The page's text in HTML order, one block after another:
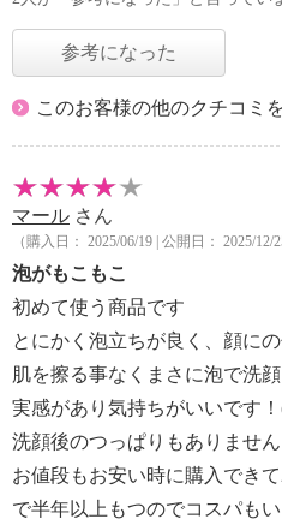
参考になった
このお客様の他のクチコミ
マール さん
（購入日： 2025/06/19 | 公開日： 2025/12/
泡がもこもこ
初めて使う商品です
とにかく泡立ちが良く、顔に
肌を擦る事なくまさに泡で洗
実感があり気持ちがいいです
洗顔後のつっぱりもありません
お値段もお安い時に購入できて
で半年以上もつのでコスパも